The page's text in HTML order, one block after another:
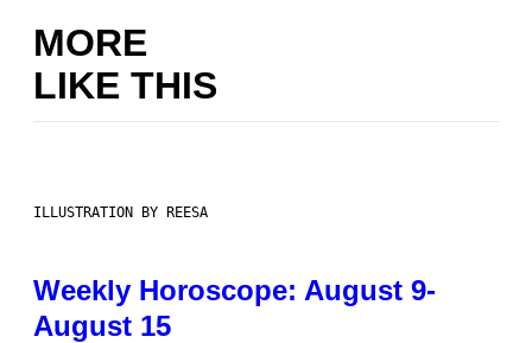
MORE
LIKE THIS
ILLUSTRATION BY REESA
Weekly Horoscope: August 9-
August 15